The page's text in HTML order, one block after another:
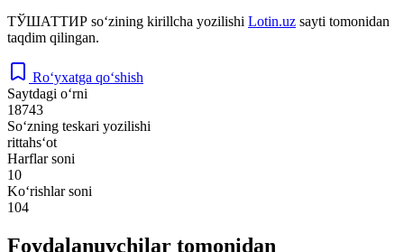
ТЎШАТТИР so‘zining kirillcha yozilishi Lotin.uz sayti tomonidan
taqdim qilingan.
Ro‘yxatga qo‘shish
Saytdagi o‘rni
18743
So‘zning teskari yozilishi
rittahs‘ot
Harflar soni
10
Ko‘rishlar soni
104
Foydalanuvchilar tomonidan